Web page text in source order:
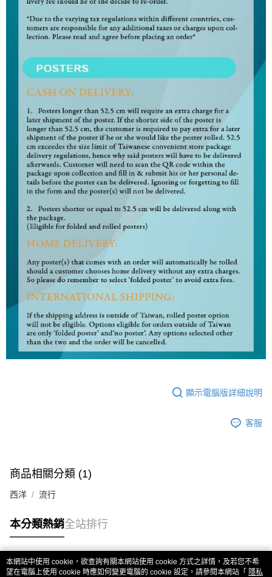
顯示電腦版詳細說明
客服
商品相關分類 (1)
西洋 流行
本分類熱銷全站排行
熱門標籤
本網站中使用 cookie，欲查詢有關本網站使用 cookie 方式之詳情，及若您不希
望在電腦上使用 cookie 時應如何變更電腦的 cookie 設定，請參閱本網站「 隱私